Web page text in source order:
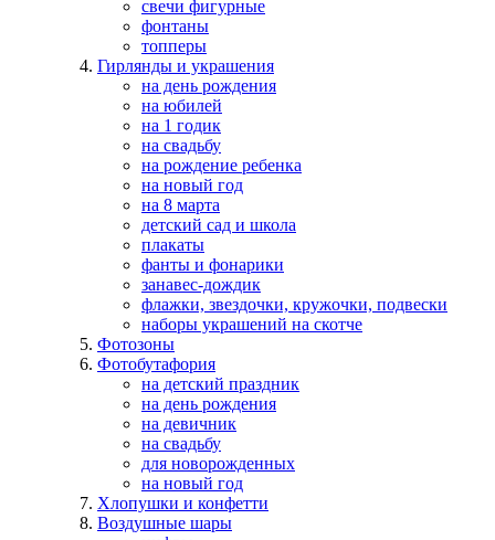
свечи фигурные
фонтаны
топперы
Гирлянды и украшения
на день рождения
на юбилей
на 1 годик
на свадьбу
на рождение ребенка
на новый год
на 8 марта
детский сад и школа
плакаты
фанты и фонарики
занавес-дождик
флажки, звездочки, кружочки, подвески
наборы украшений на скотче
Фотозоны
Фотобутафория
на детский праздник
на день рождения
на девичник
на свадьбу
для новорожденных
на новый год
Хлопушки и конфетти
Воздушные шары